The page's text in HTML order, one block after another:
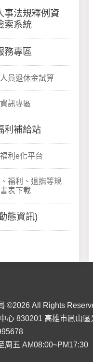
事法規釋例資
索系統
務專區
員退休金試算
訊專區
利補給站
利e化平台
福利、退撫等規
表下載
態資訊)
©2026 All Rights
心 830201 高雄市鳳山
周五 AM08:00~PM17:30